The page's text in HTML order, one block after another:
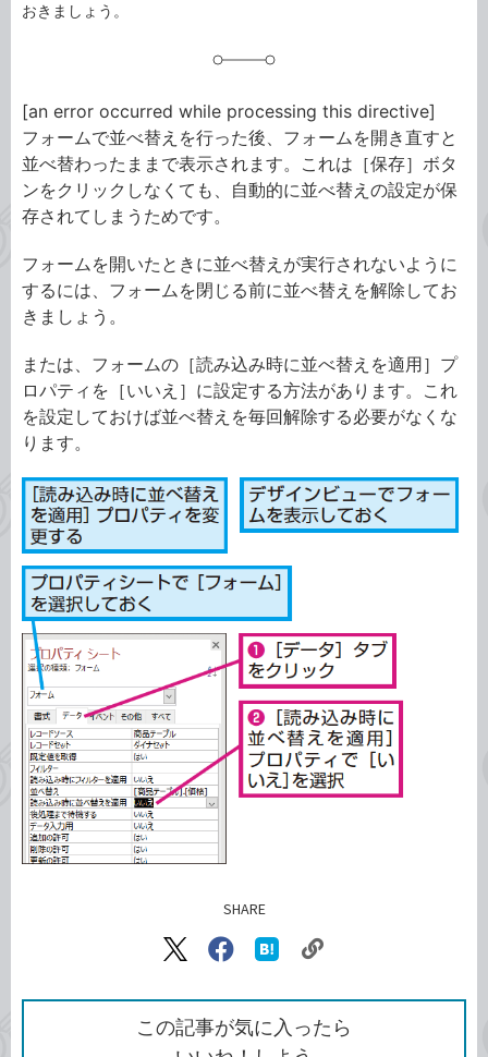
おきましょう。
[an error occurred while processing this directive]
フォームで並べ替えを行った後、フォームを開き直すと
並べ替わったままで表示されます。これは［保存］ボタ
ンをクリックしなくても、自動的に並べ替えの設定が保
存されてしまうためです。
フォームを開いたときに並べ替えが実行されないように
するには、フォームを閉じる前に並べ替えを解除してお
きましょう。
または、フォームの［読み込み時に並べ替えを適用］プ
ロパティを［いいえ］に設定する方法があります。これ
を設定しておけば並べ替えを毎回解除する必要がなくな
ります。
SHARE
X（旧
で
シ
ェ
Facebook
シ
ェ
ア
な
ッ
ク
を
コ
この記事が気に入ったら